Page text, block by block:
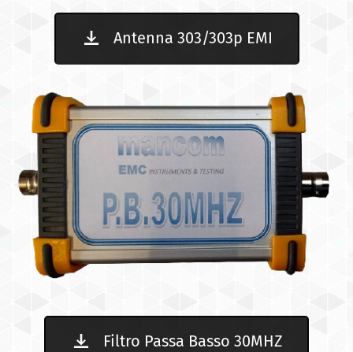
Antenna 303/303p EMI
Filtro Passa Basso 30MHZ